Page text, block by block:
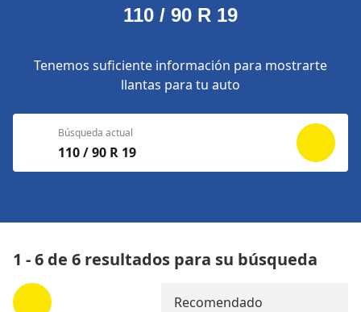
110 / 90 R 19
Tenemos suficiente información para mostrarte
llantas para tu auto
Búsqueda actual
110 / 90 R 19
1 - 6 de 6 resultados para su búsqueda
Recomendado